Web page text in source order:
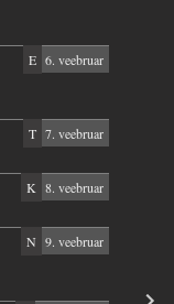
E 6. veebruar
T 7. veebruar
K 8. veebruar
N 9. veebruar